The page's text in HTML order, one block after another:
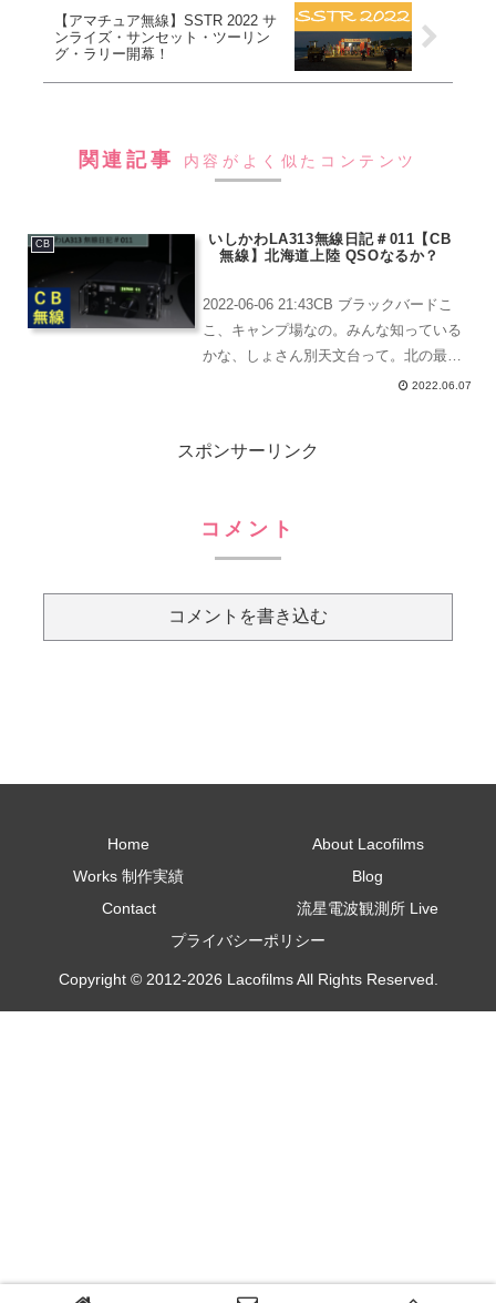
【アマチュア無線】SSTR 2022 サ
ンライズ・サンセット・ツーリン
グ・ラリー開幕！
関連記事 内容がよく似たコンテンツ
CB
いしかわLA313無線日記＃011【CB
無線】北海道上陸 QSOなるか？
2022-06-06 21:43CB ブラックバードこ
こ、キャンプ場なの。みんな知っている
かな、しょさん別天文台って。北の最果
てっていうか、公開天文台では最北端だ
寒いね...
2022.06.07
スポンサーリンク
コメント
コメントを書き込む
Home
About Lacofilms
Works 制作実績
Blog
Contact
流星電波観測所 Live
プライバシーポリシー
Copyright © 2012-2026 Lacofilms All Rights Reserved.